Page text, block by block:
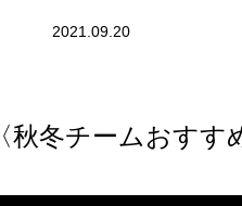
2021.09.20
〈秋冬チームおすす